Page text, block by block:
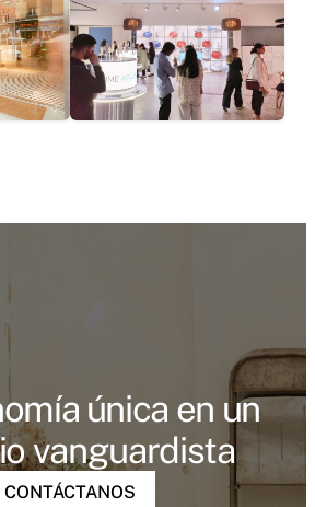
única en un
vanguardista
CONTÁCTANOS